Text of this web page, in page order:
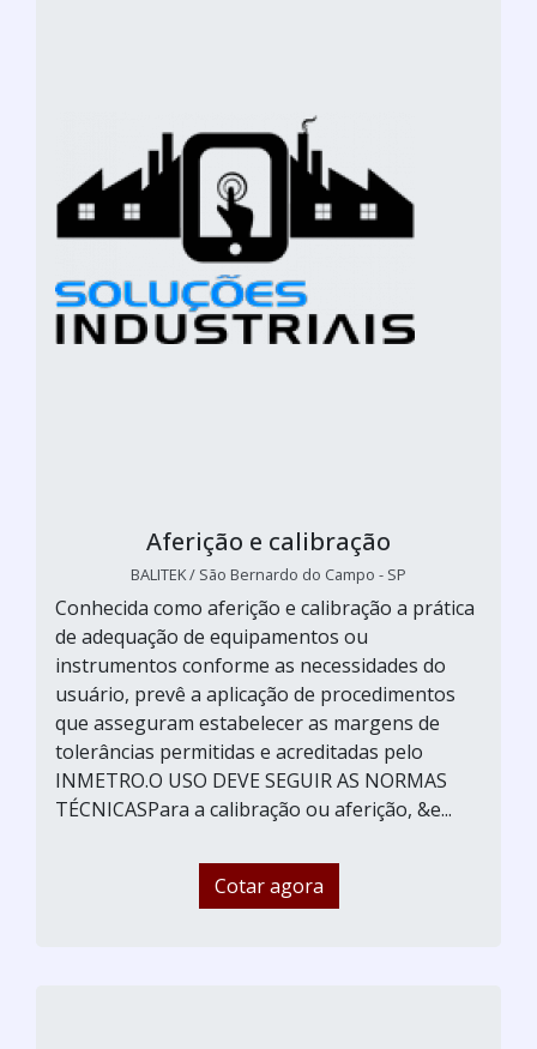
Aferição e calibração
BALITEK / São Bernardo do Campo - SP
Conhecida como aferição e calibração a prática
de adequação de equipamentos ou
instrumentos conforme as necessidades do
usuário, prevê a aplicação de procedimentos
que asseguram estabelecer as margens de
tolerâncias permitidas e acreditadas pelo
INMETRO.O USO DEVE SEGUIR AS NORMAS
TÉCNICASPara a calibração ou aferição, &e...
Cotar agora